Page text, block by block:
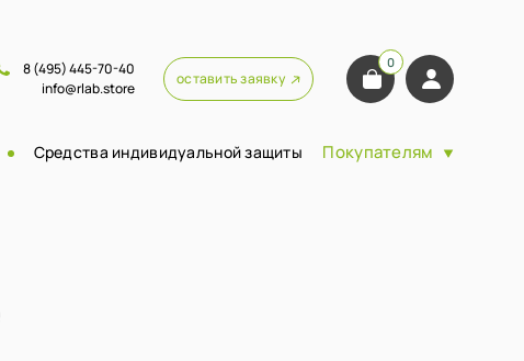
8 (495) 445-70-40
info@rlab.store
оставить заявку
0
Средства индивидуальной защиты Покупателям